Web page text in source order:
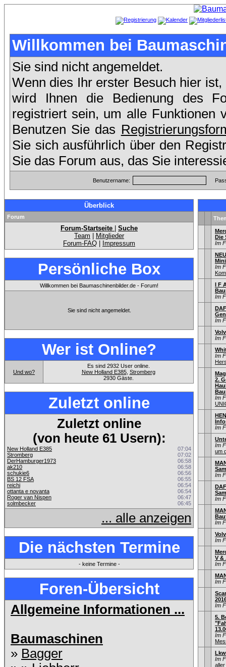
Willkommen bei
Sie sind nicht angemeldet.
Wenn dies Ihr erster Besuch hier
wird Ihnen die Bedienung des
registriert sein, um alle Funktionen
Benutzen Sie das
Sie sich ausführlich über den
Sie das Forum aus, das Sie
Benutzername:
Überblick
Forum
Forum-Startseite
Suche
Team
Mitglieder
Forum-FAQ
Impressum
Persönliche Box
Willkommen bei Baumaschinenbilder.de - Forum!
Sie sind nicht angemeldet.
Wer ist Online?
Und wo?
Es sind 2932 User online.
New Holland E385, Stromberg
2930 Gäste.
Zuletzt online
Zuletzt online
(von heute 61 Usern):
New Holland E385
07:04
Stromberg
07:02
DerHamburger1973
06:58
ak210
06:58
schukie6
06:56
BS 12 FSA
06:55
reichi
06:54
ottanta e novanta
06:54
Roger van Nispen
06:47
solmbecker
06:45
... alle anzeigen
Die nächsten Termine
- keine Termine -
Foren-Übersicht
Allgemeine Informationen ...
Baumaschinen
» Bagger
Die
Im
Im
I F
Im
Im
Im
Im
2.
Im
Im
Im
um
Im
Im
Im
Im
V &
Im
Im
Im
5.
Im
Im
aller